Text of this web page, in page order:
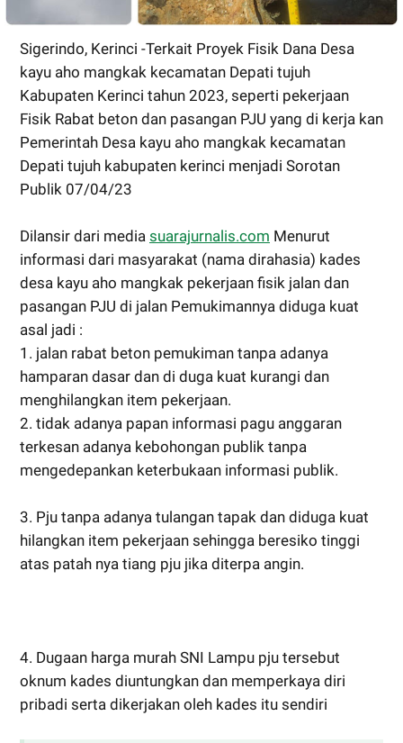
Sigerindo, Kerinci -Terkait Proyek Fisik Dana Desa
kayu aho mangkak kecamatan Depati tujuh
Kabupaten Kerinci tahun 2023, seperti pekerjaan
Fisik Rabat beton dan pasangan PJU yang di kerja kan
Pemerintah Desa kayu aho mangkak kecamatan
Depati tujuh kabupaten kerinci menjadi Sorotan
Publik 07/04/23
Dilansir dari media suarajurnalis.com Menurut
informasi dari masyarakat (nama dirahasia) kades
desa kayu aho mangkak pekerjaan fisik jalan dan
pasangan PJU di jalan Pemukimannya diduga kuat
asal jadi :
1. jalan rabat beton pemukiman tanpa adanya
hamparan dasar dan di duga kuat kurangi dan
menghilangkan item pekerjaan.
2. tidak adanya papan informasi pagu anggaran
terkesan adanya kebohongan publik tanpa
mengedepankan keterbukaan informasi publik.
3. Pju tanpa adanya tulangan tapak dan diduga kuat
hilangkan item pekerjaan sehingga beresiko tinggi
atas patah nya tiang pju jika diterpa angin.
4. Dugaan harga murah SNI Lampu pju tersebut
oknum kades diuntungkan dan memperkaya diri
pribadi serta dikerjakan oleh kades itu sendiri